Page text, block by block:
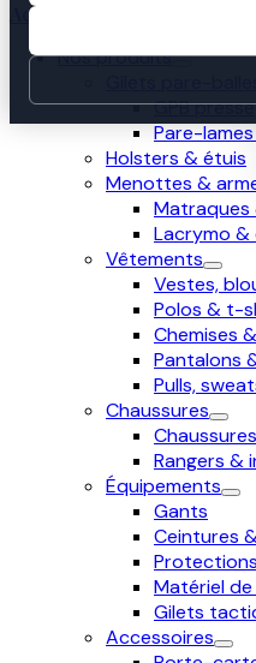
Accueil
Nos produits
GPB presse
Pare-
Holsters & étuis
Menottes &
Lacrymo &
Vêtements
Vestes,
Polos & t-
Chemises
Pantalons
Pulls,
Chaussures
Rangers &
Équipements
Gants
Ceintures
Matériel
Gilets
Accessoires